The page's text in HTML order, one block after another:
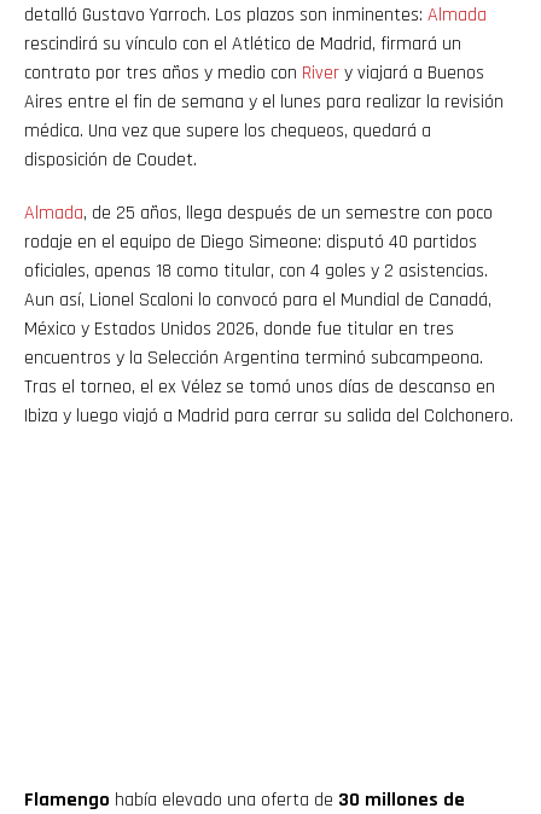
detalló Gustavo Yarroch. Los plazos son inminentes: Almada
rescindirá su vínculo con el Atlético de Madrid, firmará un
contrato por tres años y medio con Rivery viajará a Buenos
Aires entre el fin de semana y el lunes para realizar la revisión
médica. Una vez que supere los chequeos, quedará a
disposición de Coudet.
Almada, de 25 años, llega después de un semestre con poco
rodaje en el equipo de Diego Simeone: disputó 40 partidos
oficiales, apenas 18 como titular, con 4 goles y 2 asistencias.
Aun así, Lionel Scaloni lo convocó para el Mundial de Canadá,
México y Estados Unidos 2026, donde fue titular en tres
encuentros y la Selección Argentina terminó subcampeona.
Tras el torneo, el ex Vélez se tomó unos días de descanso en
Ibiza y luego viajó a Madrid para cerrar su salida del Colchonero.
Flamengo había elevado una oferta de 30 millones de